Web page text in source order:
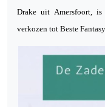
Drake uit Amersfoort,
verkozen tot Beste